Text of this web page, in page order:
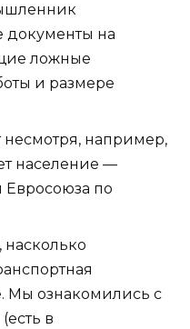
документы на
ложные
и размере
например,
население —
Евросоюза по
насколько
Мы ознакомились с
в